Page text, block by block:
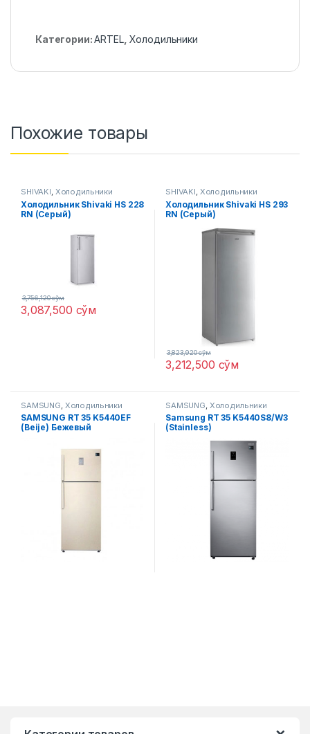
Категории:ARTEL, Холодильники
Похожие товары
SHIVAKI Холодильники
Холодильник Shivaki HS 228
RN (Серый)
3,087,500 сўм
3,756,120сўм
SHIVAKI Холодильники
Холодильник Shivaki HS 293
RN (Серый)
3,212,500 сўм
3,823,920сўм
SAMSUNG Холодильники
SAMSUNG RT 35 K5440EF
(Beije) Бежевый
SAMSUNG Холодильники
Samsung RT 35 K5440S8/W3
(Stainless)